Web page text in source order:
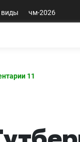
виды чм-2026
11